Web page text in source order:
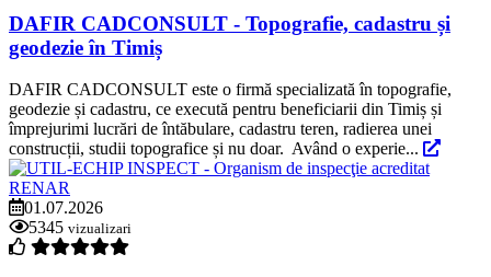
DAFIR CADCONSULT - Topografie, cadastru și
geodezie în Timiș
DAFIR CADCONSULT este o firmă specializată în topografie,
geodezie și cadastru, ce execută pentru beneficiarii din Timiș și
împrejurimi lucrări de întăbulare, cadastru teren, radierea unei
construcții, studii topografice și nu doar. Având o experie...
01.07.2026
5345 vizualizari